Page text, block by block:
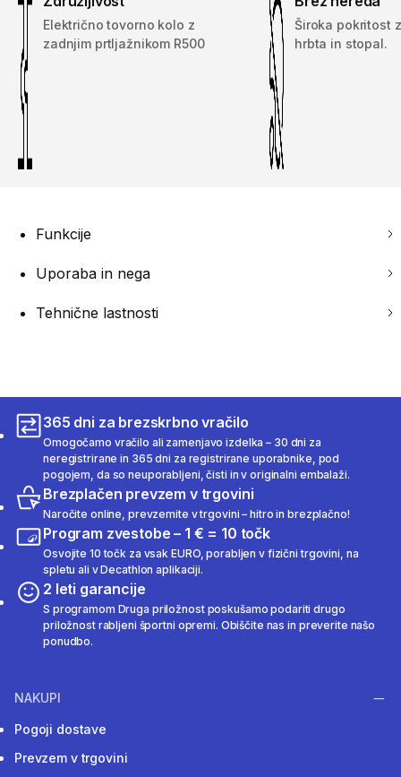
Električno tovorno kolo z
zadnjim prtljažnikom R500
Široka pokritost
hrbta in stopal.
Funkcije
Uporaba in nega
Tehnične lastnosti
365 dni za brezskrbno vračilo
Omogočamo vračilo ali zamenjavo izdelka – 30 dni za
neregistrirane in 365 dni za registrirane uporabnike, pod
pogojem, da so neuporabljeni, čisti in v originalni embalaži.
Brezplačen prevzem v trgovini
Naročite online, prevzemite v trgovini – hitro in brezplačno!
Program zvestobe – 1 € = 10 točk
Osvojite 10 točk za vsak EURO, porabljen v fizični trgovini, na
spletu ali v Decathlon aplikaciji.
2 leti garancije
S programom Druga priložnost poskušamo podariti drugo
priložnost rabljeni športni opremi. Obiščite nas in preverite našo
ponudbo.
NAKUPI
Pogoji dostave
Prevzem v trgovini